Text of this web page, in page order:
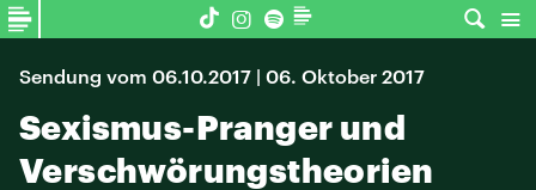
Sendung vom 06.10.2017 | 06. Oktober 2017
Sexismus-Pranger und
Verschwörungstheorien